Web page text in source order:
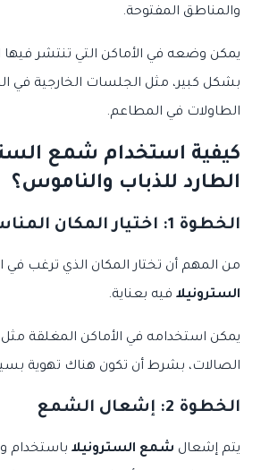
والمناطق المفتوحة.
يمكن وضعه في الأماكن التي تنتشر فيها
بشكل كبير، مثل الجلسات الخارجية في
الطاولات في المطاعم.
كيفية استخدام شمع
الطارد للذباب والناموس؟
الخطوة 1: اختيار المكان المناسب
من المهم أن تختار المكان الذي ترغب في
السترونيلا فيه بعناية.
يمكن استخدامه في الأماكن المغلقة مثل
الصالات، بشرط أن تكون هناك تهوية
الخطوة 2: إشعال الشمع
يتم إشعال شمع السترونيلا باستخدام